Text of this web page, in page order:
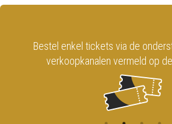
Bestel enkel tickets via de
verkoopkanalen vermeld op